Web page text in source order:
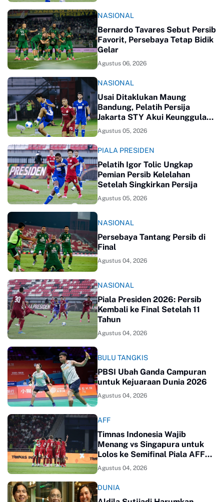
NASIONAL
Bernardo Tavares Sebut Persib
Favorit, Persebaya Tetap Bidik
Gelar
Agustus 06, 2026
NASIONAL
Usai Ditaklukan Maung
Bandung, Pelatih Persija
Jakarta STY Akui Keunggulan
Persib
Agustus 05, 2026
PIALA PRESIDEN
Pelatih Igor Tolic Ungkap
Pemian Persib Kelelahan
Setelah Singkirkan Persija
Agustus 05, 2026
NASIONAL
Persebaya Tantang Persib di
Final
Agustus 04, 2026
NASIONAL
Piala Presiden 2026: Persib
Kembali ke Final Setelah 11
Tahun
Agustus 04, 2026
BULU TANGKIS
PBSI Ubah Ganda Campuran
untuk Kejuaraan Dunia 2026
Agustus 04, 2026
AFF
Timnas Indonesia Wajib
Menang vs Singapura untuk
Lolos ke Semifinal Piala AFF
2026
Agustus 04, 2026
DUNIA